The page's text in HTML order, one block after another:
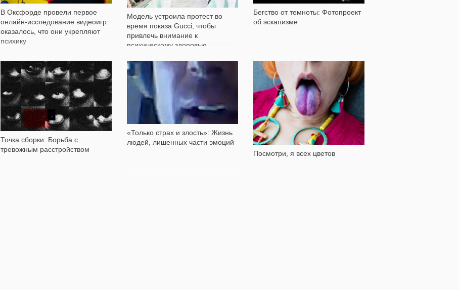
В Оксфорде провели первое
онлайн-исследование видеоигр:
оказалось, что они укрепляют
психику
Модель устроила протест во
время показа Gucci, чтобы
привлечь внимание к
психическому здоровью
Бегство от темноты: Фотопроект
об эскапизме
Точка сборки: Борьба с
тревожным расстройством
4 100
«Только страх и злость»: Жизнь
людей, лишенных части эмоций
Посмотри, я всех цветов
15 194